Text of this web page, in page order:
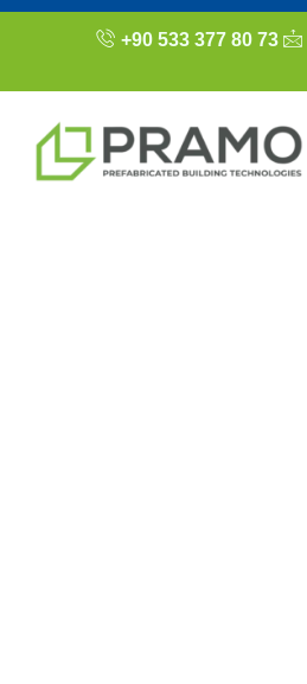
+90 533 377 80 73